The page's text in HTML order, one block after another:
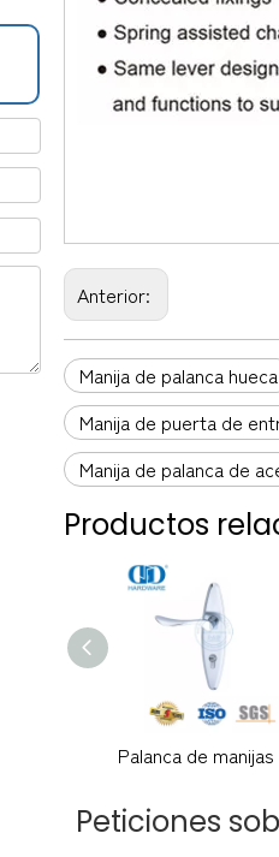
Anterior:
Manija de palanca hueca
Manija de puerta de
Manija de palanca de
Productos
Peticiones